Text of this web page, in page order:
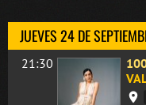
JUEVES 24 DE
21:30